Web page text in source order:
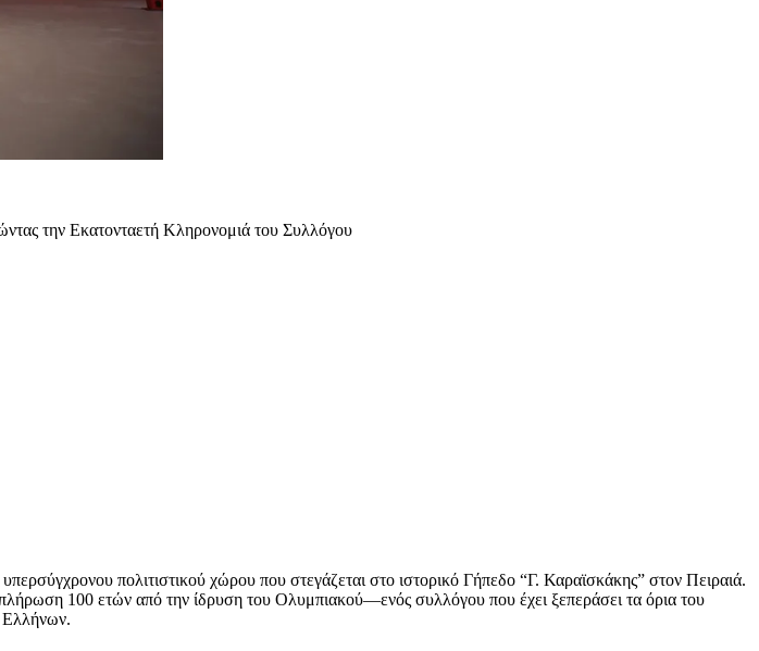
την Εκατονταετή Κληρονομιά του Συλλόγου
πολιτιστικού χώρου που στεγάζεται στο ιστορικό Γήπεδο “Γ. Καραϊσκάκης” στον Πειραιά.
100 ετών από την ίδρυση του Ολυμπιακού—ενός συλλόγου που έχει ξεπεράσει τα όρια του
Ελλήνων.